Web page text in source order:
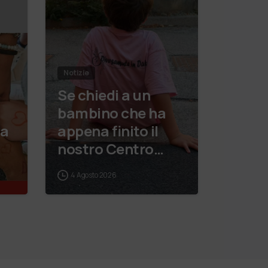
Notizie
Se chiedi a un
bambino che ha
appena finito il
nostro Centro
Estivi cosa vuole
fare da grande, hai
4 Agosto 2026